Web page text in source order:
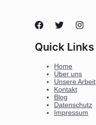
Quick Links
Home
Über uns
Unsere Arbeit
Kontakt
Blog
Datenschutz
Impressum